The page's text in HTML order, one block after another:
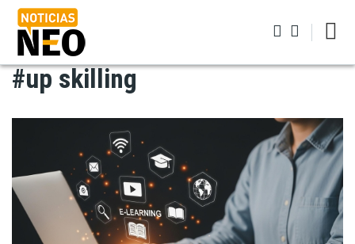
Pasar
contenido
principal
#up skilling